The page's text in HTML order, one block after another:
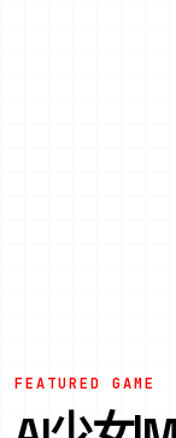
FEATURED GAME